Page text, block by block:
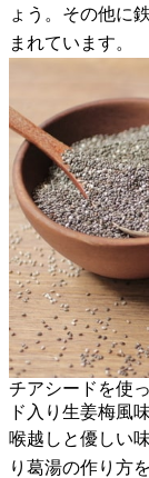
ょう。その他に
まれています。
チアシードを使
ド入り生姜梅風
喉越しと優しい
り葛湯の作り方